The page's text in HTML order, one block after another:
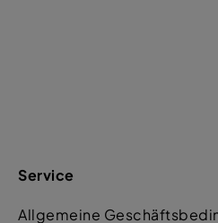
Service
Allgemeine